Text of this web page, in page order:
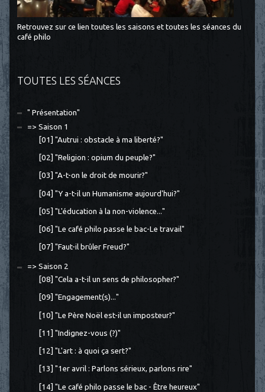
Retrouvez sur ce lien toutes les saisons et toutes les séances du
café philo
TOUTES LES SÉANCES
" Présentation"
=> Saison 1
[01] "Autrui : obstacle à ma liberté?"
[02] "Religion : opium du peuple?"
[03] "A-t-on le droit de mourir?"
[04] "Y a-t-il un Humanisme aujourd'hui?"
[05] "L'éducation à la non-violence..."
[06] "Le café philo passe le bac-Le travail"
[07] "Faut-il brûler Freud?"
=> Saison 2
[08] "Cela a-t-il un sens de philosopher?"
[09] "Engagement(s)..."
[10] "Le Père Noël est-il un imposteur?"
[11] "Indignez-vous (?)"
[12] "L'art : à quoi ça sert?"
[13] "1er avril : Parlons sérieux, parlons rire"
[14] "Le café philo passe le bac - Être heureux"